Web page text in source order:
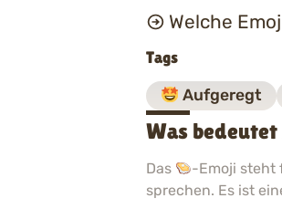
Welche
Tags
Aufgeregt
Was
Das
-Emoji steht
sprechen. Es ist